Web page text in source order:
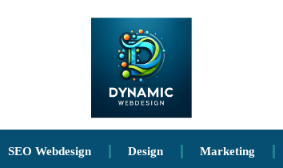
SEO Webdesign Design Marketing